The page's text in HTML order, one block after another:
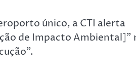
único, a CTI alerta
de Impacto Ambiental]”